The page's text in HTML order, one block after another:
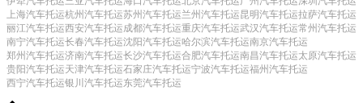
上海汽车托运杭州汽车托运苏州汽车托运兰州汽车托运昆明汽车托运拉萨汽车托运
丽江汽车托运西安汽车托运成都汽车托运重庆汽车托运武汉汽车托运常州汽车托运
南宁汽车托运长春汽车托运沈阳汽车托运哈尔滨汽车托运南京汽车托运
郑州汽车托运济南汽车托运长沙汽车托运合肥汽车托运南昌汽车托运太原汽车托运
贵阳汽车托运天津汽车托运石家庄汽车托运宁波汽车托运福州汽车托运
西宁汽车托运银川汽车托运东莞汽车托运